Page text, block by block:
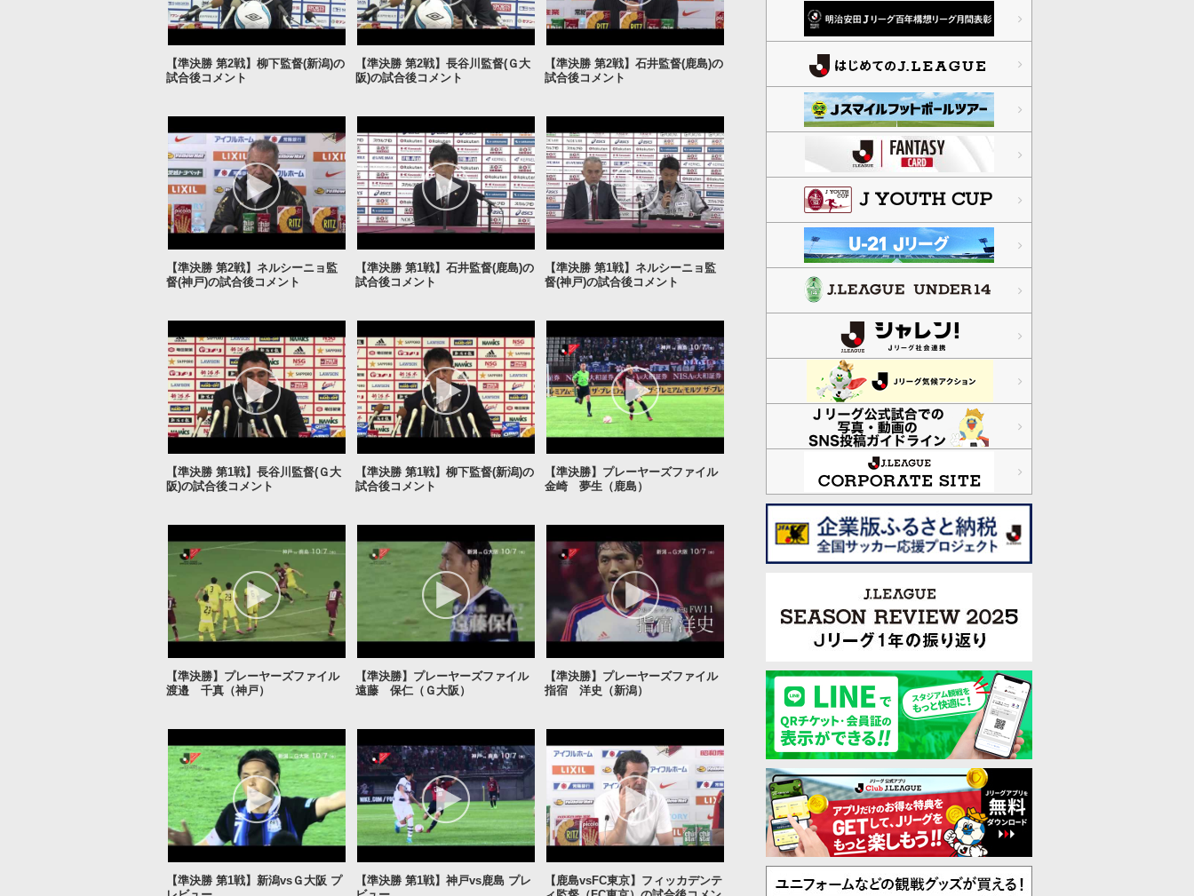
【準決勝 第2戦】柳下監督(新潟)の
試合後コメント
【準決勝 第2戦】長谷川監督(Ｇ大
阪)の試合後コメント
【準決勝 第2戦】石井監督(鹿島)の
試合後コメント
【準決勝 第2戦】ネルシーニョ監
督(神戸)の試合後コメント
【準決勝 第1戦】石井監督(鹿島)の
試合後コメント
【準決勝 第1戦】ネルシーニョ監
督(神戸)の試合後コメント
【準決勝 第1戦】長谷川監督(Ｇ大
阪)の試合後コメント
【準決勝 第1戦】柳下監督(新潟)の
試合後コメント
【準決勝】プレーヤーズファイル
金崎 夢生（鹿島）
【準決勝】プレーヤーズファイル
渡邉 千真（神戸）
【準決勝】プレーヤーズファイル
遠藤 保仁（Ｇ大阪）
【準決勝】プレーヤーズファイル
指宿 洋史（新潟）
【準決勝 第1戦】新潟vsＧ大阪 プ
【準決勝 第1戦】神戸vs鹿島 プレ
【鹿島vsFC東京】フィッカデンテ